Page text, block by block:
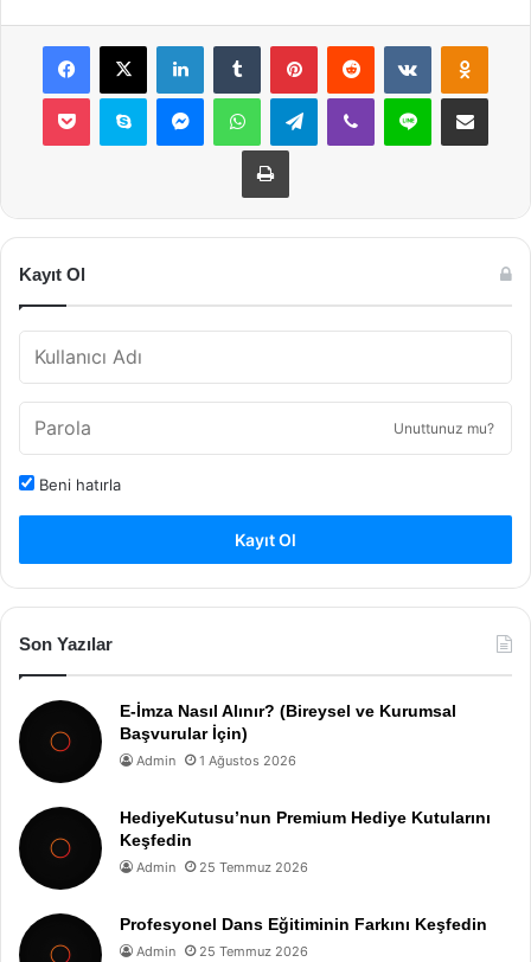
Facebook
X LinkedInTumblr PinterestReddit VKontakte
Pocket Skype MessengerWhatsAppTelegramViber Line E-Posta ile
Yazdır
Kayıt Ol
Unuttunuz mu?
Beni hatırla
Kayıt Ol
Son Yazılar
E-İmza Nasıl Alınır? (Bireysel ve Kurumsal
Başvurular İçin)
Admin 1 Ağustos 2026
HediyeKutusu’nun Premium Hediye Kutularını
Keşfedin
Admin 25 Temmuz 2026
Profesyonel Dans Eğitiminin Farkını Keşfedin
Admin 25 Temmuz 2026